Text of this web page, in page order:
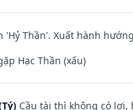
'Hỷ Thần'. Xuất hành
Hạc Thần (xấu)
Cầu tài thì không có